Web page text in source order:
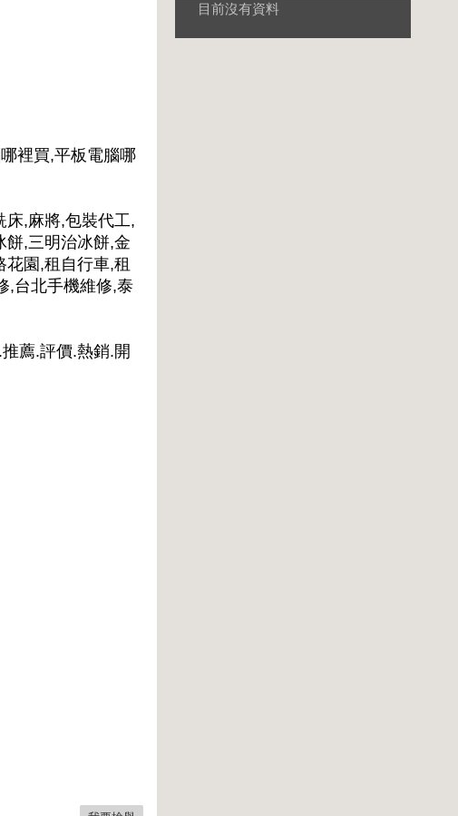
裡買,平板電腦哪
床,麻將,包裝代工,
餅,三明治冰餅,金
園,租自行車,租
,台北手機維修,泰
薦.評價.熱銷.開
目前沒有資料